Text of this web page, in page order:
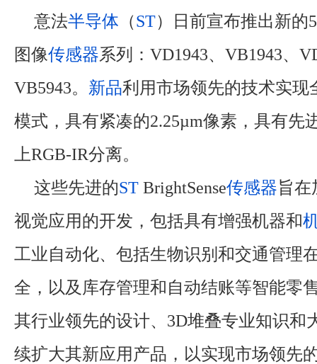
意法半导体 （ST）日前宣布推出新的
图像传感器系列：VD1943、VB1943、
VB5943。 新品利用市场领先的技术实现
模式，具有紧凑的2.25µm像素，具有先
上RGB-IR分离。
这些先进的ST BrightSense传感器旨在
视觉应用的开发，包括具有增强机器和
工业自动化、包括生物识别和交通管理
全，以及库存管理和自动结账等智能零
其行业领先的设计、3D堆叠专业知识和
续扩大其新应用产品，以实现市场领先